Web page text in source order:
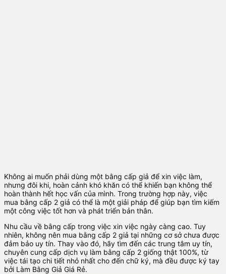
Không ai muốn phải dùng một bằng cấp giả để xin việc làm,
nhưng đôi khi, hoàn cảnh khó khăn có thể khiến bạn không thể
hoàn thành hết học vấn của mình. Trong trường hợp này, việc
mua bằng cấp 2 giả có thể là một giải pháp để giúp bạn tìm kiếm
một công việc tốt hơn và phát triển bản thân.
Nhu cầu về bằng cấp trong việc xin việc ngày càng cao. Tuy
nhiên, không nên mua bằng cấp 2 giả tại những cơ sở chưa được
đảm bảo uy tín. Thay vào đó, hãy tìm đến các trung tâm uy tín,
chuyên cung cấp dịch vụ làm bằng cấp 2 giống thật 100%, từ
việc tái tạo chi tiết nhỏ nhất cho đến chữ ký, mà đều được ký tay
bởi Làm Bằng Giả Giá Rẻ.